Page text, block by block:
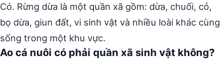
Có. Rừng dừa là một quần xã gồm: dừa, chuối, cỏ,
bọ dừa, giun đất, vi sinh vật và nhiều loài khác cùng
sống trong một khu vực.
Ao cá nuôi có phải quần xã sinh vật không?